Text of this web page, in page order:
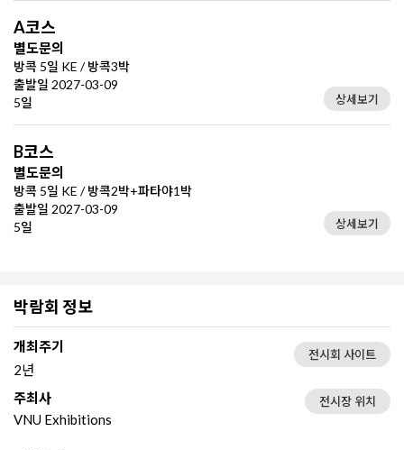
A코스
별도문의
방콕 5일 KE / 방콕3박
출발일 2027-03-09
5일
상세보기
B코스
별도문의
방콕 5일 KE / 방콕2박+파타야1박
출발일 2027-03-09
5일
상세보기
박람회 정보
개최주기
2년
전시회 사이트
주최사
VNU Exhibitions
전시장 위치